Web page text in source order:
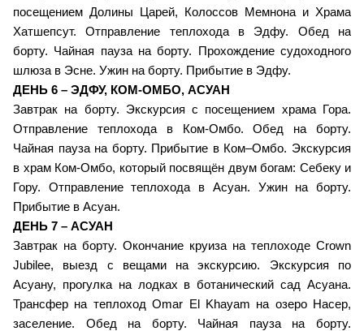
посещением Долины Царей, Колоссов Мемнона и Храма
Хатшепсут. Отправление теплохода в Эдфу. Обед на
борту. Чайная пауза на борту. Прохождение судоходного
шлюза в Эсне. Ужин на борту. Прибытие в Эдфу.
ДЕНЬ 6 – ЭДФУ, КОМ-ОМБО, АСУАН
Завтрак на борту. Экскурсия с посещением храма Гора.
Отправление теплохода в Ком-Омбо. Обед на борту.
Чайная пауза на борту. Прибытие в Ком–Омбо. Экскурсия
в храм Ком-Омбо, который посвящён двум богам: Себеку и
Гору. Отправление теплохода в Асуан. Ужин на борту.
Прибытие в Асуан.
ДЕНЬ 7 – АСУАН
Завтрак на борту. Окончание круиза на теплоходе Crown
Jubilee, выезд с вещами на экскурсию. Экскурсия по
Асуану, прогулка на лодках в ботанический сад Асуана.
Трансфер на теплоход Omar El Khayam на озеро Насер,
заселение. Обед на борту. Чайная пауза на борту.